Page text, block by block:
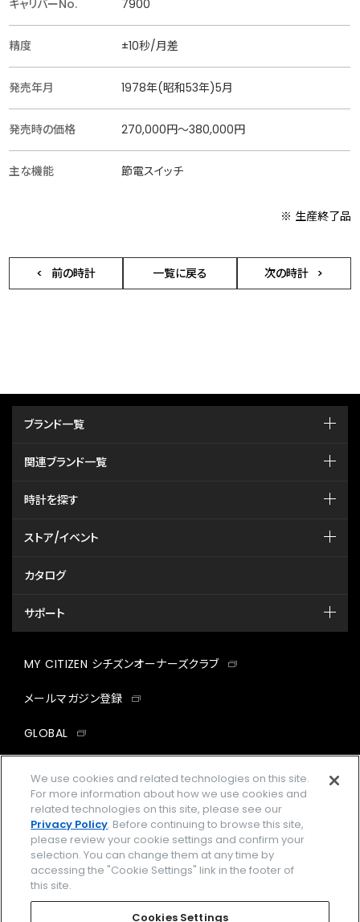
キャリバーNo. 7900
精度 ±10秒/月差
発売年月 1978年(昭和53年)5月
発売時の価格 270,000円〜380,000円
主な機能 節電スイッチ
※ 生産終了品
前の時計 一覧に戻る 次の時計
ブランド一覧
関連ブランド一覧
時計を探す
ストア/イベント
カタログ
サポート
MY CITIZEN シチズンオーナーズクラブ
メールマガジン登録
GLOBAL
facebookinstagramtwitter
企業情報 ご利用規約
プライバシーポリシー Cookies Settings
We use cookies and related technologies on this site.
For more information about how we use cookies and
related technologies on this site, please see our
Privacy Policy. Before continuing to browse this site,
please review your cookie settings and confirm your
selection. You can change them at any time by
accessing the "Cookie Settings" link in the footer of
this site.
Cookies Settings